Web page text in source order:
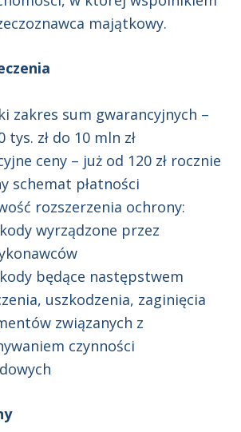
majątkowy.
zakres sum gwarancyjnych –
tys. zł do 10 mln zł
ceny – już od 120 zł rocznie
schemat płatności
rozszerzenia ochrony:
wyrządzone przez
będące następstwem
uszkodzenia, zaginięcia
związanych z
czynności